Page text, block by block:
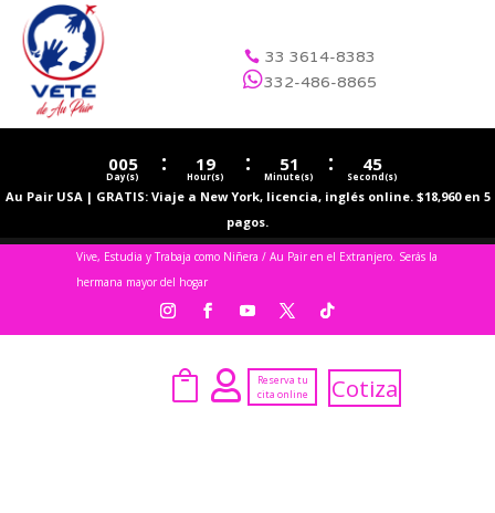
 33 3614-8383
332-486-8865

005
Day(s) : 19
Hour(s) : 51
Minute(s) : 45
Second(s)
Au Pair USA | GRATIS: Viaje a New York, licencia, inglés online. $18,960 en 5
pagos.
Vive, Estudia y Trabaja como Niñera / Au Pair en el Extranjero. Serás la
hermana mayor del hogar
 
Reserva tu
cita online
Cotiza